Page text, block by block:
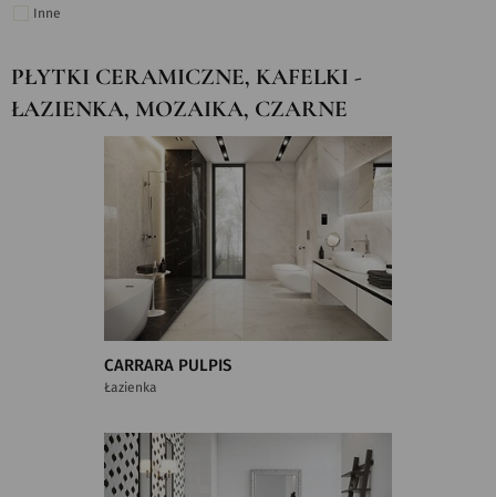
Inne
PŁYTKI CERAMICZNE, KAFELKI -
ŁAZIENKA, MOZAIKA, CZARNE
CARRARA PULPIS
Łazienka